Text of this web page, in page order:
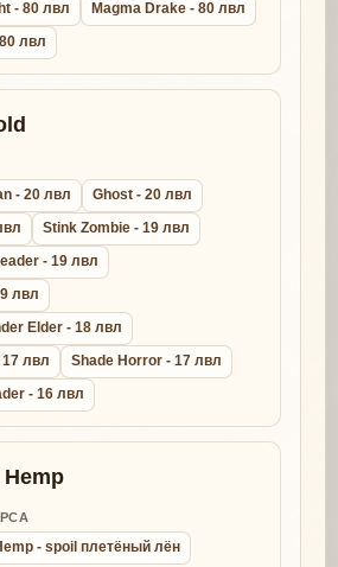
- 80 лвл
Magma Drake - 80 лвл
лвл
- 20 лвл
Ghost - 20 лвл
Stink Zombie - 19 лвл
- 19 лвл
лвл
Elder - 18 лвл
лвл
Shade Horror - 17 лвл
- 16 лвл
- spoil плетёный лён